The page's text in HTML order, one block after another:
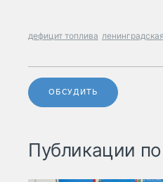
дефицит топлива
ОБСУДИТЬ
Публикации